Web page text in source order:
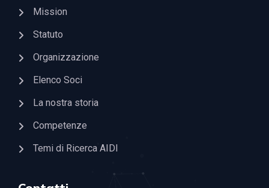
Mission
Statuto
Organizzazione
Elenco Soci
La nostra storia
Competenze
Temi di Ricerca AIDI